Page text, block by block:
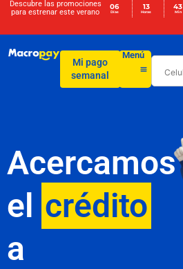
Descubre las promociones
para estrenar este verano
06
Días
13
Horas
43
Min
Mi pago
semanal
Menú
Acercamos
el crédito
a